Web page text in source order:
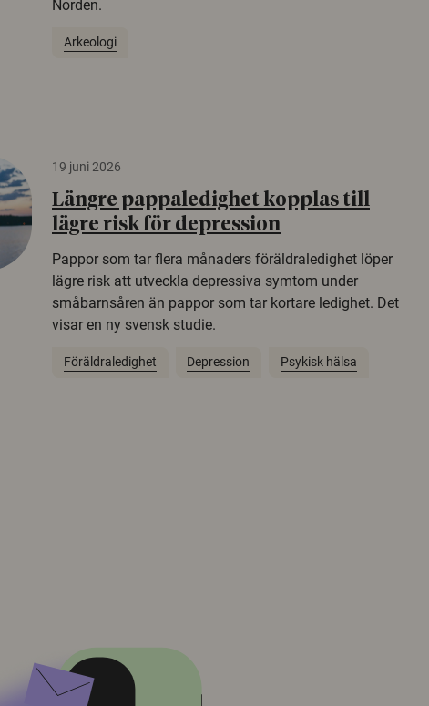
Norden.
Arkeologi
19 juni 2026
Längre pappaledighet kopplas till
lägre risk för depression
Pappor som tar flera månaders föräldraledighet löper
lägre risk att utveckla depressiva symtom under
småbarnsåren än pappor som tar kortare ledighet. Det
visar en ny svensk studie.
Föräldraledighet Depression Psykisk hälsa